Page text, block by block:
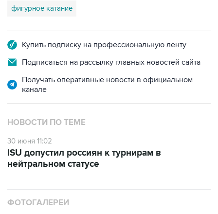
фигурное катание
Купить подписку на профессиональную ленту
Подписаться на рассылку главных новостей сайта
Получать оперативные новости в официальном
канале
НОВОСТИ ПО ТЕМЕ
30 июня 11:02
ISU допустил россиян к турнирам в
нейтральном статусе
ФОТОГАЛЕРЕИ